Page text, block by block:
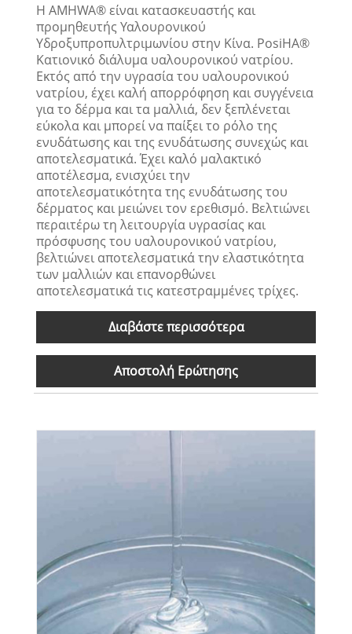
Η AMHWA® είναι κατασκευαστής και
προμηθευτής Υαλουρονικού
Υδροξυπροπυλτριμωνίου στην Κίνα. PosiHA®
Κατιονικό διάλυμα υαλουρονικού νατρίου.
Εκτός από την υγρασία του υαλουρονικού
νατρίου, έχει καλή απορρόφηση και συγγένεια
για το δέρμα και τα μαλλιά, δεν ξεπλένεται
εύκολα και μπορεί να παίξει το ρόλο της
ενυδάτωσης και της ενυδάτωσης συνεχώς και
αποτελεσματικά. Έχει καλό μαλακτικό
αποτέλεσμα, ενισχύει την
αποτελεσματικότητα της ενυδάτωσης του
δέρματος και μειώνει τον ερεθισμό. Βελτιώνει
περαιτέρω τη λειτουργία υγρασίας και
πρόσφυσης του υαλουρονικού νατρίου,
βελτιώνει αποτελεσματικά την ελαστικότητα
των μαλλιών και επανορθώνει
αποτελεσματικά τις κατεστραμμένες τρίχες.
Διαβάστε περισσότερα
Αποστολή Ερώτησης